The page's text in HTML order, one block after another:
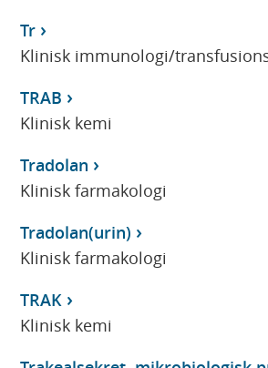
Tr
Klinisk immunologi/
TRAB
Klinisk kemi
Tradolan
Klinisk farmakologi
Tradolan(urin)
Klinisk farmakologi
TRAK
Klinisk kemi